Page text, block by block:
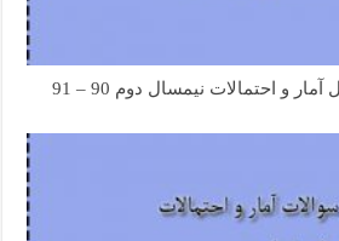
دانلود رایگان نمونه سوال آمار و احتمالات نیمسال دوم 90 – 91